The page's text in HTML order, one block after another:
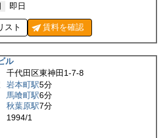
即日
スト 賃料を確認
ル
千代田区東神田1-7-8
岩本町駅5分
馬喰町駅6分
秋葉原駅7分
1994/1